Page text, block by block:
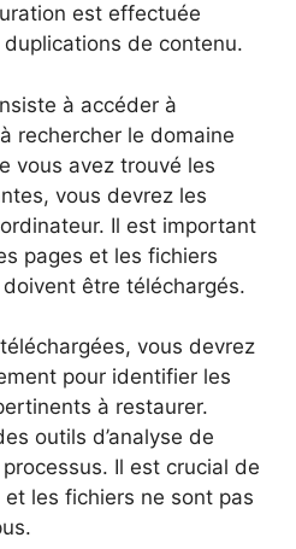
est effectuée
de contenu.
à accéder à
rechercher le domaine
vous avez trouvé les
vous devrez les
Il est important
pages et les fichiers
être téléchargés.
vous devrez
pour identifier les
à restaurer.
outils d’analyse de
Il est crucial de
les fichiers ne sont pas